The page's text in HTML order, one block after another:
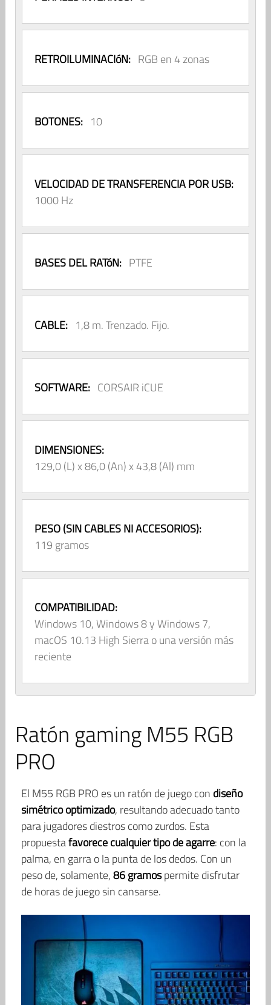
RETROILUMINACIóN: RGB en 4 zonas
BOTONES: 10
VELOCIDAD DE TRANSFERENCIA POR USB:
1000 Hz
BASES DEL RATóN: PTFE
CABLE: 1,8 m. Trenzado. Fijo.
SOFTWARE: CORSAIR iCUE
DIMENSIONES:
129,0 (L) x 86,0 (An) x 43,8 (Al) mm
PESO (SIN CABLES NI ACCESORIOS):
119 gramos
COMPATIBILIDAD:
Windows 10, Windows 8 y Windows 7,
macOS 10.13 High Sierra o una versión más
reciente
Ratón gaming M55 RGB
PRO
El M55 RGB PRO es un ratón de juego con diseño
simétrico optimizado, resultando adecuado tanto
para jugadores diestros como zurdos. Esta
propuestafavorece cualquier tipo de agarre: con la
palma, en garra o la punta de los dedos. Con un
peso de, solamente,86 gramospermite disfrutar
de horas de juego sin cansarse.